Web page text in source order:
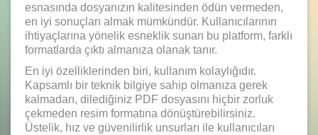
esnasında dosyanızın kalitesinden ödün vermeden,
en iyi sonuçları almak mümkündür. Kullanıcılarının
ihtiyaçlarına yönelik esneklik sunan bu platform, farklı
formatlarda çıktı almanıza olanak tanır.
En iyi özelliklerinden biri, kullanım kolaylığıdır.
Kapsamlı bir teknik bilgiye sahip olmanıza gerek
kalmadan, dilediğiniz PDF dosyasını hiçbir zorluk
çekmeden resim formatına dönüştürebilirsiniz.
Üstelik, hız ve güvenilirlik unsurları ile kullanıcıları